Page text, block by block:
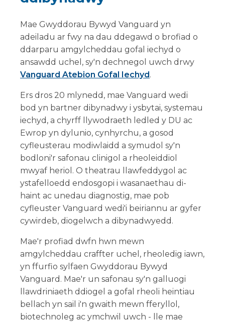
Mae Gwyddorau Bywyd Vanguard yn
adeiladu ar fwy na dau ddegawd o brofiad o
ddarparu amgylcheddau gofal iechyd o
ansawdd uchel, sy'n dechnegol uwch drwy
Vanguard Atebion Gofal Iechyd.
Ers dros 20 mlynedd, mae Vanguard wedi
bod yn bartner dibynadwy i ysbytai, systemau
iechyd, a chyrff llywodraeth ledled y DU ac
Ewrop yn dylunio, cynhyrchu, a gosod
cyfleusterau modiwlaidd a symudol sy'n
bodloni'r safonau clinigol a rheoleiddiol
mwyaf heriol. O theatrau llawfeddygol ac
ystafelloedd endosgopi i wasanaethau di-
haint ac unedau diagnostig, mae pob
cyfleuster Vanguard wedi'i beiriannu ar gyfer
cywirdeb, diogelwch a dibynadwyedd.
Mae'r profiad dwfn hwn mewn
amgylcheddau craffter uchel, rheoledig iawn,
yn ffurfio sylfaen Gwyddorau Bywyd
Vanguard. Mae'r un safonau sy'n galluogi
llawdriniaeth ddiogel a gofal rheoli heintiau
bellach yn sail i'n gwaith mewn fferyllol,
biotechnoleg ac ymchwil uwch - lle mae